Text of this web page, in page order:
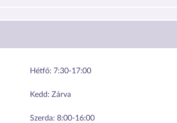
Hétfő: 7:30-17:00
Kedd: Zárva
Szerda: 8:00-16:00